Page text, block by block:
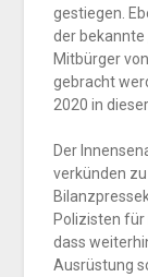
gestiegen.
der bekannte
Mitbürger
gebracht
2020 in
Der
verkünden
Polizisten für
dass
Ausrüstung